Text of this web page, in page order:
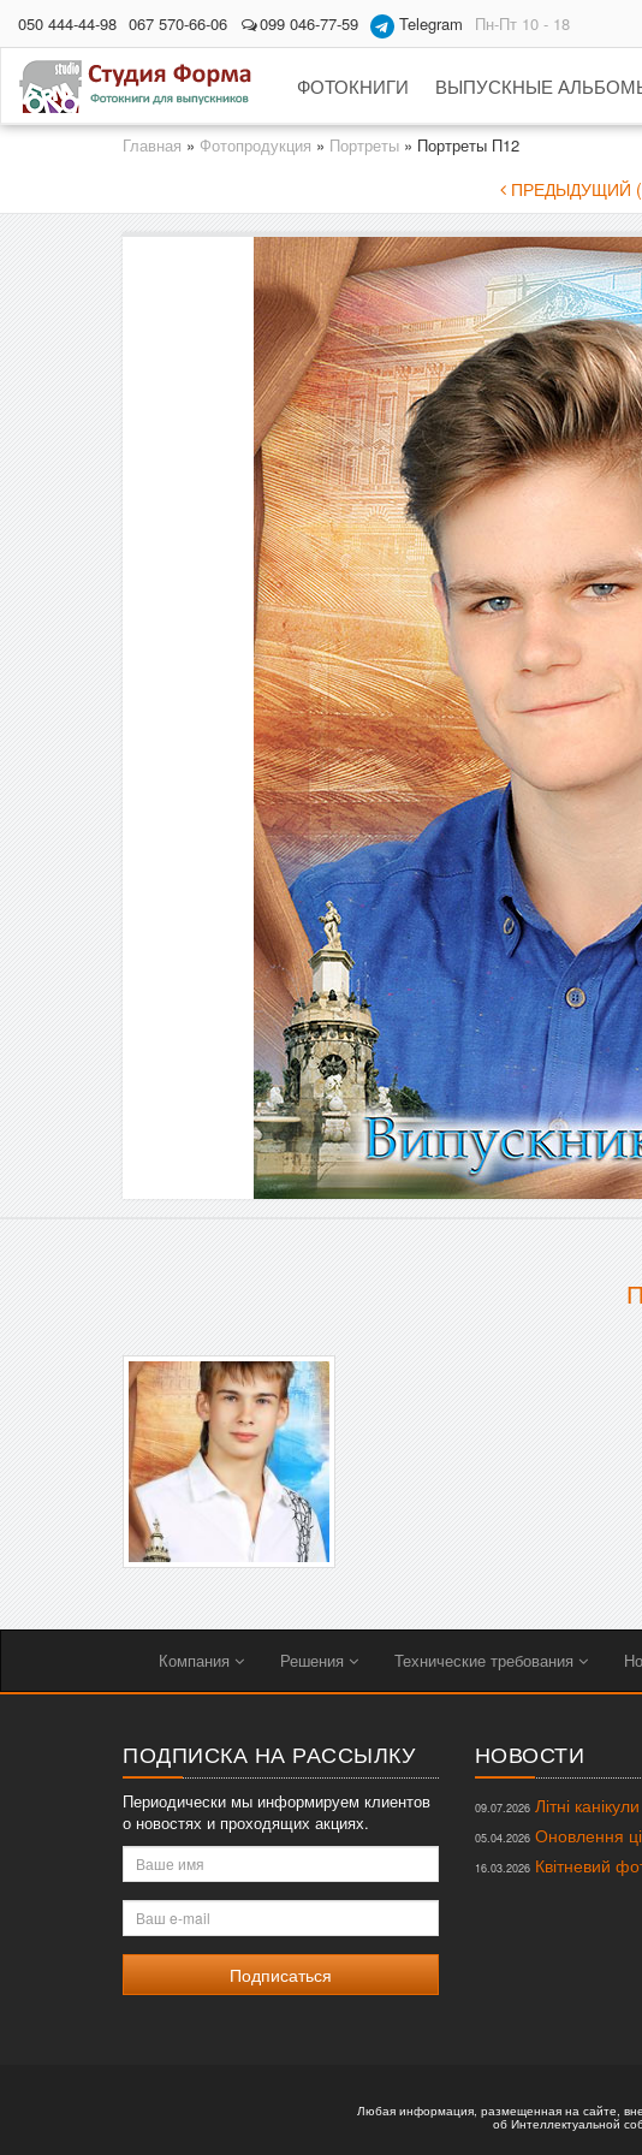
050 444-44-98 067 570-66-06 099 046-77-59 Telegram Пн-Пт 10 - 18
ФОТОКНИГИ ВЫПУСКНЫЕ
Главная » Фотопродукция » Портреты » Портреты П12
ПРЕДЫДУЩИЙ
Компания Решения Технические требования
ПОДПИСКА НА РАССЫЛКУ
Периодически мы информируем клиентов
о новостях и проходящих акциях.
Ваше
имя
Ваш
e-
mail
НОВОСТИ
09.07.2026Літні канікули
05.04.2026Оновлення
16.03.2026Квітневий
Любая информация, размещенная на сайте,
об Интеллектуальной